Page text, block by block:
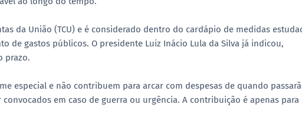
da União (TCU) e é considerado dentro do cardápio de medidas
de gastos públicos. O presidente Luiz Inácio Lula da Silva já indicou,
prazo.
especial e não contribuem para arcar com despesas de quando
em caso de guerra ou urgência. A contribuição é apenas para